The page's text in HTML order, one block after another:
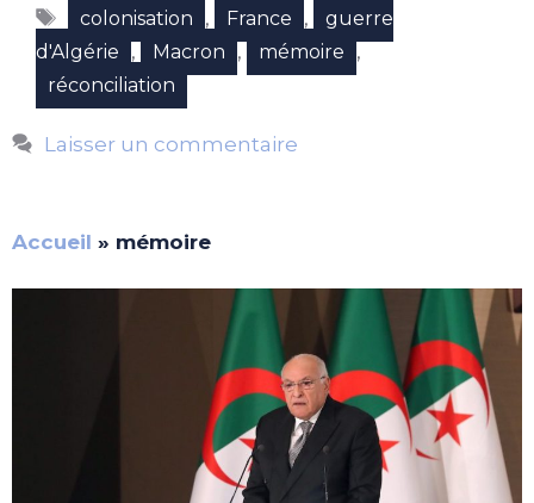
Étiquettes
colonisation , France ,
guerre
d'Algérie
, Macron , mémoire ,
réconciliation
Laisser un commentaire
Accueil » mémoire